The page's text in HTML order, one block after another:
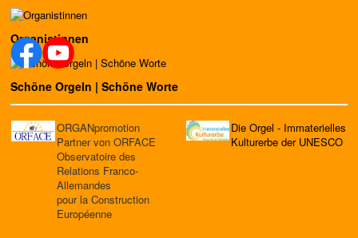
Organistinnen
Schöne Orgeln | Schöne Worte
ORGANpromotion
Partner von ORFACE
Observatoire des
Relations Franco-
Allemandes
pour la Construction
Européenne
Die Orgel - Immaterielles
Kulturerbe der UNESCO